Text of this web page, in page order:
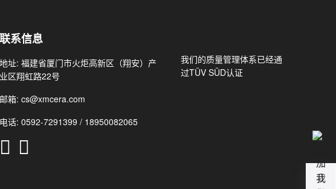
联系信息
地址: 福建省厦门市火炬高新区（翔安）产
业区翔虹路22号
邮箱: cs@xmcera.com
电话: 0592-7291399 / 18950082065
我们的质量管理体系已经通
过TÜV SÜD认证